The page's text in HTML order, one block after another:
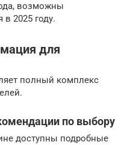
возможны
2025 году.
для
полный комплекс
по выбору
доступны подробные